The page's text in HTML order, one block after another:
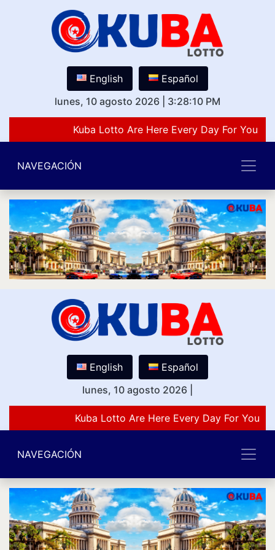
English
Español
lunes, 10 agosto 2026
3:28:10 PM
Kuba Lotto Are Here Every Day For You
NAVEGACIÓN
English
Español
lunes, 10 agosto 2026
Kuba Lotto Are Here Every Day For You
NAVEGACIÓN